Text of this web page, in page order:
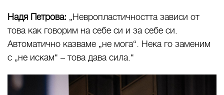
Надя Петрова: „Невропластичността зависи от
това как говорим на себе си и за себе си.
Автоматично казваме „не мога“. Нека го заменим
с „не искам“ – това дава сила.“